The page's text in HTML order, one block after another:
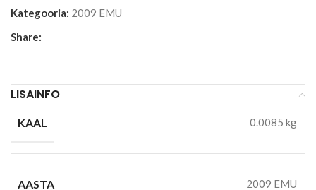
Kategooria: 2009 EMU
Share:
LISAINFO
KAAL 0.0085 kg
AASTA 2009 EMU